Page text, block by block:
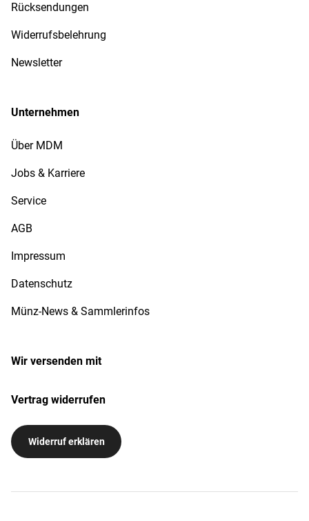
Rücksendungen
Widerrufsbelehrung
Newsletter
Unternehmen
Über MDM
Jobs & Karriere
Service
AGB
Impressum
Datenschutz
Münz-News & Sammlerinfos
Wir versenden mit
Vertrag widerrufen
Widerruf erklären